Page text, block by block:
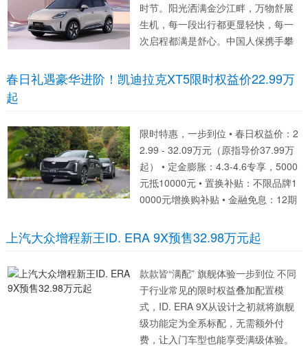
时节。阳光洒满金沙江畔，万物舒展
生机，每一段出行都更显轻快，每一
次启程都满是舒心。中国人保携手攀
6年4月18日9:00-17:00，在四川省攀
枝花市仁和区前进镇南山循环经济发
春日礼遇豪华进阶！凯迪拉克XT5限时权益价22.99万
起
限时特惠，一步到位 • 春日权益价：2
2.99 - 32.09万元（原指导价37.99万
起） • 定金膨胀：4.3-4.6专享，5000
元抵10000元 • 置换补贴：不限品牌1
0000元增换购补贴 • 金融免息：12期
享10000元置换补贴...
上汽大众增程新王ID. ERA 9X预售32.98万元起
款款皆“满配” 旗舰体验一步到位 不同
于行业常见的限时权益叠加配置模
式，ID. ERA 9X从设计之初就将旗舰
级功能定为全系标配，无需额外付
费，让入门车型也能享受满级体验。